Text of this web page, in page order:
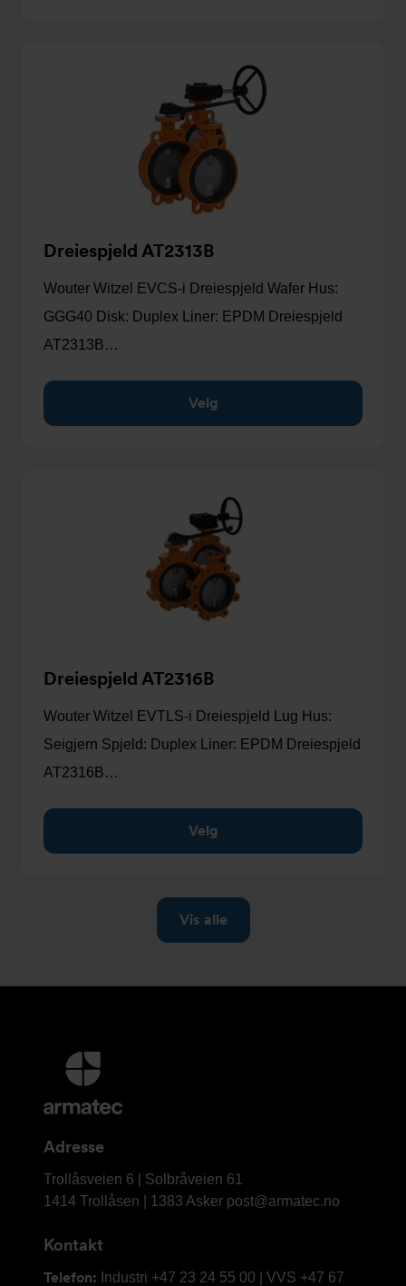
Dreiespjeld AT2313B
Wouter Witzel EVCS-i Dreiespjeld Wafer Hus:
GGG40 Disk: Duplex Liner: EPDM Dreiespjeld
AT2313B…
Velg
Dreiespjeld AT2316B
Wouter Witzel EVTLS-i Dreiespjeld Lug Hus:
Seigjern Spjeld: Duplex Liner: EPDM Dreiespjeld
AT2316B…
Velg
Mer
informasjon
og
Adresse
Armatec
AS
Trollåsveien 6 | Solbråveien 61
1414 Trollåsen | 1383 Asker post@armatec.no
Kontakt
Telefon: Industri +47 23 24 55 00 | VVS +47 67